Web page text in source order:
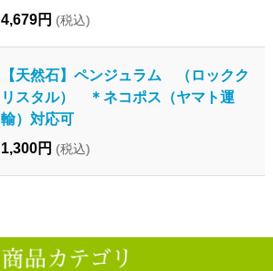
4,679円 (税込)
【天然石】ペンジュラム （ロックク
リスタル） ＊ネコポス（ヤマト運
輸）対応可
1,300円 (税込)